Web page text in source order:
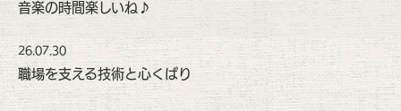
音楽の時間楽しいね♪
26.07.30
職場を支える技術と心くばり